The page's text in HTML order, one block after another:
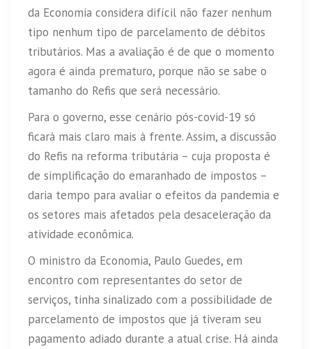
da Economia considera difícil não fazer nenhum
tipo nenhum tipo de parcelamento de débitos
tributários. Mas a avaliação é de que o momento
agora é ainda prematuro, porque não se sabe o
tamanho do Refis que será necessário.
Para o governo, esse cenário pós-covid-19 só
ficará mais claro mais à frente. Assim, a discussão
do Refis na reforma tributária – cuja proposta é
de simplificação do emaranhado de impostos –
daria tempo para avaliar o efeitos da pandemia e
os setores mais afetados pela desaceleração da
atividade econômica.
O ministro da Economia, Paulo Guedes, em
encontro com representantes do setor de
serviços, tinha sinalizado com a possibilidade de
parcelamento de impostos que já tiveram seu
pagamento adiado durante a atual crise. Há ainda